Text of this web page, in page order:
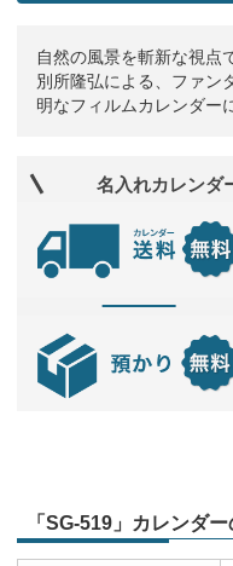
自然の風景を斬新な視点
別所隆弘による、ファン
明なフィルムカレンダー
名入れカレンダ
「SG-519」カレンダ